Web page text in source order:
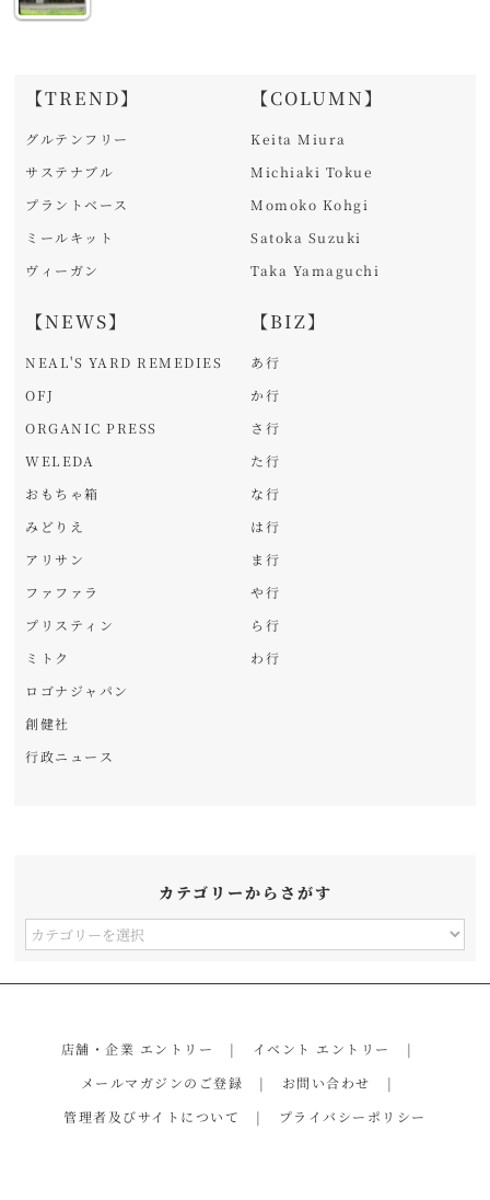
【TREND】
グルテンフリー
サステナブル
プラントベース
ミールキット
ヴィーガン
【NEWS】
NEAL'S YARD REMEDIES
OFJ
ORGANIC PRESS
WELEDA
おもちゃ箱
みどりえ
アリサン
ファファラ
プリスティン
ミトク
ロゴナジャパン
創健社
行政ニュース
【COLUMN】
Keita Miura
Michiaki Tokue
Momoko Kohgi
Satoka Suzuki
Taka Yamaguchi
【BIZ】
あ行
か行
さ行
た行
な行
は行
ま行
や行
ら行
わ行
カテゴリーからさがす
カ
店舗・企業 エントリー
イベント エントリー
メールマガジンのご登録
お問い合わせ
管理者及びサイトについて
プライバシーポリシー